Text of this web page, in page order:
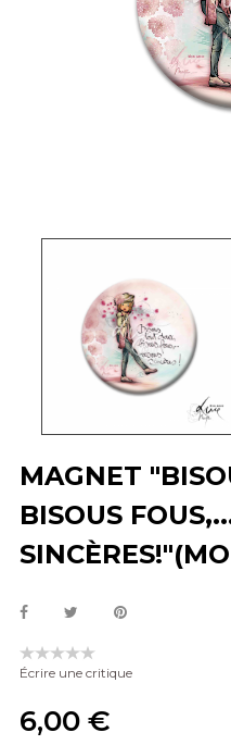
MAGNET
BISOUS
Écrire une critique
6,00 €